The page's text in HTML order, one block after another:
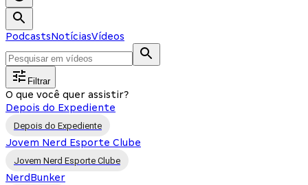
PodcastsNotíciasVídeos
Filtrar
O que você quer assistir?
Depois do Expediente
Depois do Expediente
Jovem Nerd Esporte Clube
Jovem Nerd Esporte Clube
NerdBunker